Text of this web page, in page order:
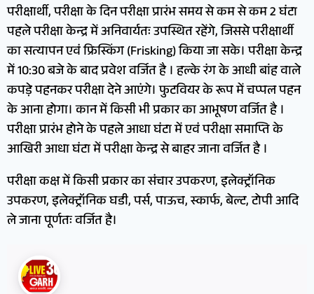
परीक्षार्थी, परीक्षा के दिन परीक्षा प्रारंभ समय से कम से कम 2 घंटा
पहले परीक्षा केन्द्र में अनिवार्यतः उपस्थित रहेंगे, जिससे परीक्षार्थी
का सत्यापन एवं फ्रिस्किंग (Frisking) किया जा सके। परीक्षा केन्द्र
में 10:30 बजे के बाद प्रवेश वर्जित है । हल्के रंग के आधी बांह वाले
कपड़े पहनकर परीक्षा देने आएंगे। फुटवियर के रूप में चप्पल पहन
के आना होगा। कान में किसी भी प्रकार का आभूषण वर्जित है ।
परीक्षा प्रारंभ होने के पहले आधा घंटा में एवं परीक्षा समाप्ति के
आखिरी आधा घंटा में परीक्षा केन्द्र से बाहर जाना वर्जित है ।
परीक्षा कक्ष में किसी प्रकार का संचार उपकरण, इलेक्ट्रॉनिक
उपकरण, इलेक्ट्रॉनिक घडी, पर्स, पाऊच, स्कार्फ, बेल्ट, टोपी आदि
ले जाना पूर्णतः वर्जित है।